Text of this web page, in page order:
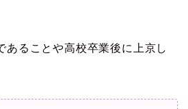
あることや高校卒業後に上京し